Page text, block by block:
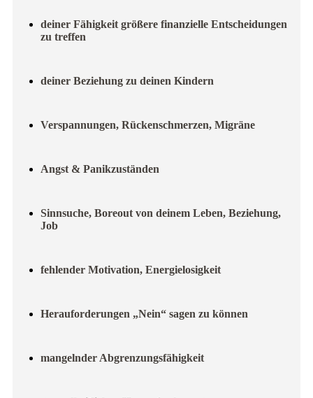
deiner Fähigkeit größere finanzielle Entscheidungen
zu treffen
deiner Beziehung zu deinen Kindern
Verspannungen, Rückenschmerzen, Migräne
Angst & Panikzuständen
Sinnsuche, Boreout von deinem Leben, Beziehung,
Job
fehlender Motivation, Energielosigkeit
Herauforderungen „Nein“ sagen zu können
mangelnder Abgrenzungsfähigkeit